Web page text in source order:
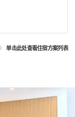
单击此处查看住宿方案列表